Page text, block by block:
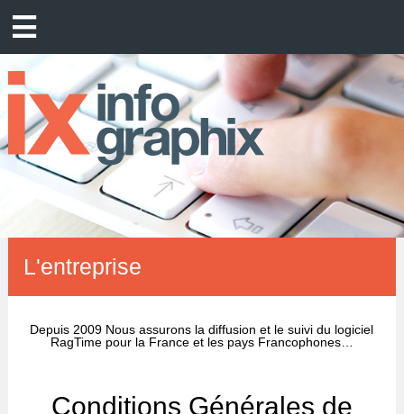
L'entreprise
Depuis 2009 Nous assurons la diffusion et le suivi du logiciel
RagTime pour la France et les pays Francophones…
Conditions Générales de